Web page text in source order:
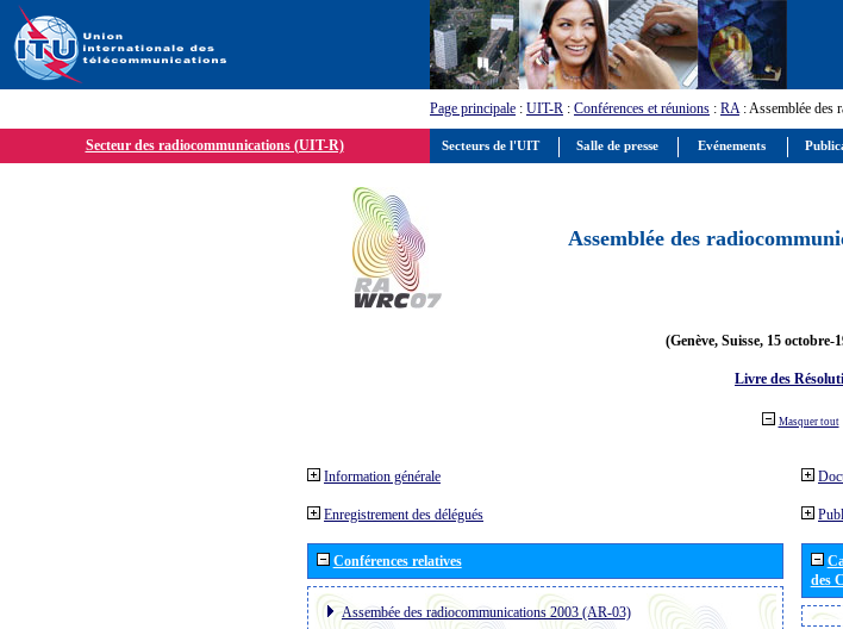
Page principale : UIT-R : Conférences et réunions : RA: Assemblée des
Secteur des radiocommunications (UIT-R)
Assemblée des
(Genève, Suisse, 15 octobre-
Livre des
Masquer tout
Information générale
Enregistrement des délégués
Conférences relatives
Assembée des radiocommunications 2003 (AR-03)
des
Secteurs de l'UIT Salle de presse Evénements